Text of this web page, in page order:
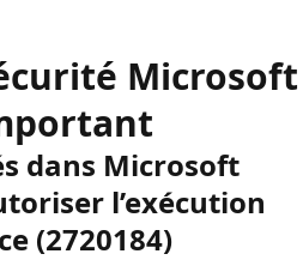
Microsoft
dans Microsoft
l’exécution
(2720184)